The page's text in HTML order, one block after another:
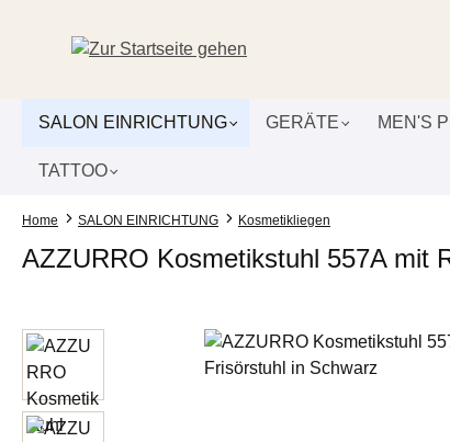
SALON EINRICHTUNG GERÄTE MEN'S
TATTOO
Home SALON EINRICHTUNG Kosmetikliegen
AZZURRO Kosmetikstuhl 557A mit
Bildergalerie überspringen